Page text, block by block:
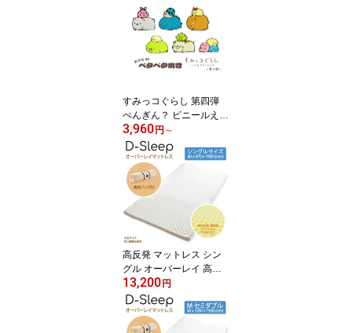
作り工作 クラフト 色ぬ
り おうち遊び プレゼン
ト キャラクターグッズ
誕生日 女の子 保育園 幼
すみっコぐらし 第四弾
ぺんぎん？ ビニールえの
ぐぬりえ おうちdeペタ
ペタ焼き 工作キット 知
育玩具 自由工作 夏休み
工作 手作り工作 クラフ
ト 色ぬり おうち遊び プ
レゼント キャラクターグ
ッズ 誕生日 女の子 保育
園 幼稚園 小学生 かわい
い グッズ
3,960 円 ～
高反発 マットレス シン
グル オーバーレイ 高硬
度 硬め 体圧分散 寝返り
サポート 日本製 D-SLEE
P ブリヂストン 軽量 通
気性 快眠 敷き布団 ベッ
13,200 円